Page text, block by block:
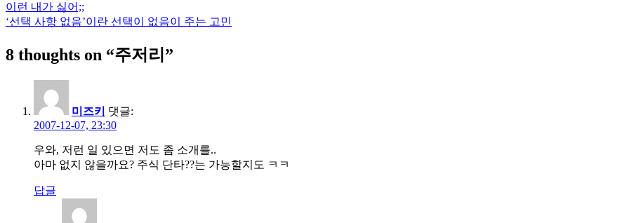
글
색
이런 내가 싫어;;
‘선택 사항 없음’이란 선택이 없음이 주는 고민
8 thoughts on “주저리 ”
미즈키
댓글:
2007-12-07, 23:30
우와, 저런 일 있으면 저도 좀 소개를..
아마 없지 않을까요? 주식 단타??는 가능할지도 ㅋㅋ
답글